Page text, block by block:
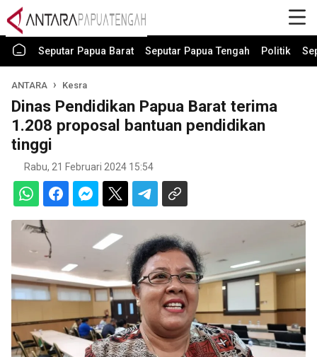
Seputar Papua Barat Seputar Papua Tengah Politik
ANTARA Kesra
Dinas Pendidikan Papua Barat terima
1.208 proposal bantuan pendidikan
tinggi
Rabu, 21 Februari 2024 15:54